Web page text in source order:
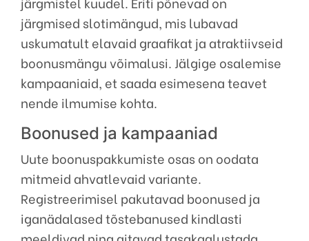
järgmised slotimängud, mis lubavad
uskumatult elavaid graafikat ja atraktiivseid
boonusmängu võimalusi. Jälgige osalemise
kampaaniaid, et saada esimesena teavet
nende ilmumise kohta.
Boonused ja kampaaniad
Uute boonuspakkumiste osas on oodata
mitmeid ahvatlevaid variante.
Registreerimisel pakutavad boonused ja
iganädalased tõstebanused kindlasti